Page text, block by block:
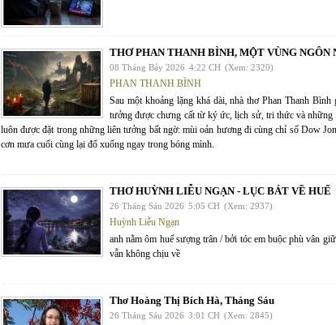
THƠ PHAN THANH BÌNH, MỘT VÙNG NGÔN
08 Tháng Bảy 2026 4:22 CH (Xem: 2320)
PHAN THANH BÌNH
Sau một khoảng lặng khá dài, nhà thơ Phan Thanh
tưởng được chưng cất từ ký ức, lịch sử, tri thức và
luôn được đặt trong những liên tưởng bất ngờ: mùi oản hương đi cùng chỉ số Dow
cơn mưa cuối cùng lại đổ xuống ngay trong bóng mình.
THƠ HUỲNH LIỄU NGẠN - LỤC BÁT VỀ HUẾ
26 Tháng Sáu 2026 5:05 CH (Xem: 2937)
Huỳnh Liễu Ngạn
anh nằm ôm huế sượng trân / bởi tóc em buộc phù vân
vẫn không chịu về
Thơ Hoàng Thị Bích Hà, Tháng Sáu
26 Tháng Sáu 2026 3:01 CH (Xem: 2845)